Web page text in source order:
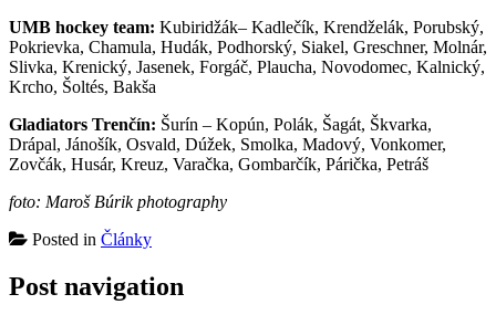
UMB hockey team: Kubiridžák– Kadlečík, Krendželák, Porubský,
Pokrievka, Chamula, Hudák, Podhorský, Siakel, Greschner, Molnár,
Slivka, Krenický, Jasenek, Forgáč, Plaucha, Novodomec, Kalnický,
Krcho, Šoltés, Bakša
Gladiators Trenčín: Šurín – Kopún, Polák, Šagát, Škvarka,
Drápal, Jánošík, Osvald, Dúžek, Smolka, Madový, Vonkomer,
Zovčák, Husár, Kreuz, Varačka, Gombarčík, Párička, Petráš
foto: Maroš Búrik photography
Posted in Články
Post navigation